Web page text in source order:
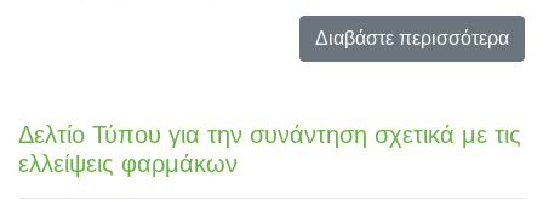
Διαβάστε περισσότερα
Δελτίο Τύπου για την συνάντηση σχετικά με τις
ελλείψεις φαρμάκων